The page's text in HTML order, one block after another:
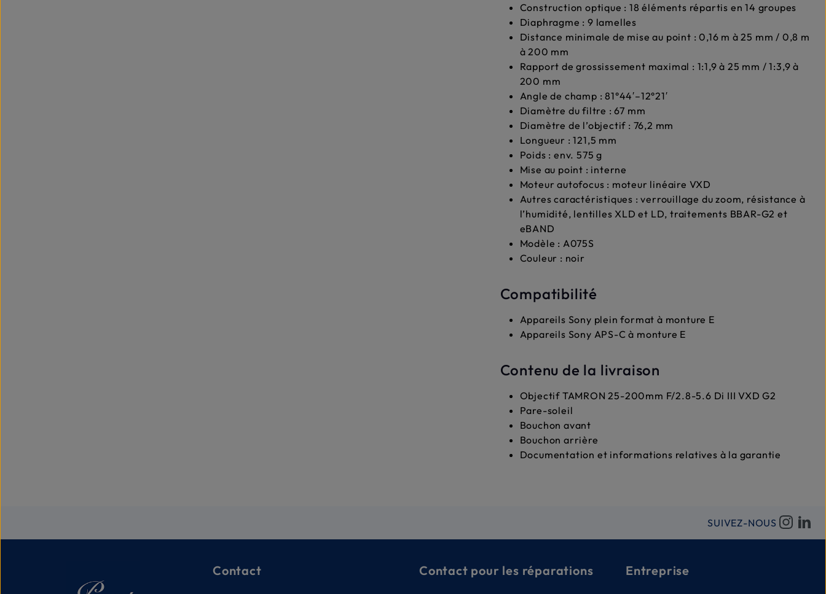
Construction optique : 18 éléments répartis en 14 groupes
Diaphragme : 9 lamelles
Distance minimale de mise au point : 0,16 m à 25 mm / 0,8 m
à 200 mm
Rapport de grossissement maximal : 1:1,9 à 25 mm / 1:3,9 à
200 mm
Angle de champ : 81°44′–12°21′
Diamètre du filtre : 67 mm
Diamètre de l’objectif : 76,2 mm
Longueur : 121,5 mm
Poids : env. 575 g
Mise au point : interne
Moteur autofocus : moteur linéaire VXD
Autres caractéristiques : verrouillage du zoom, résistance à
l’humidité, lentilles XLD et LD, traitements BBAR-G2 et
eBAND
Modèle : A075S
Couleur : noir
Compatibilité
Appareils Sony plein format à monture E
Appareils Sony APS-C à monture E
Contenu de la livraison
Objectif TAMRON 25-200mm F/2.8-5.6 Di III VXD G2
Pare-soleil
Bouchon avant
Bouchon arrière
Documentation et informations relatives à la garantie
SUIVEZ-NOUS
Contact Contact pour les réparations Entreprise